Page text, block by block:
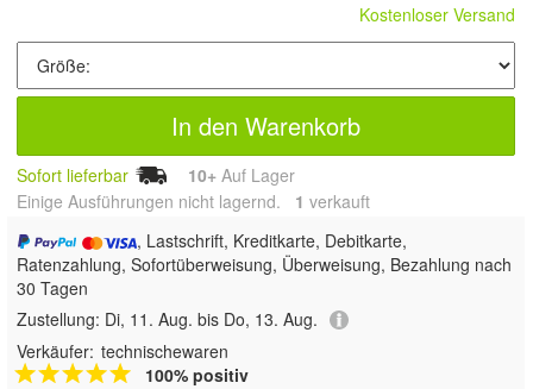
Kostenloser Versand
In den Warenkorb
Sofort lieferbar 10+ Auf Lager
Einige Ausführungen nicht lagernd. 1 verkauft
, Lastschrift, Kreditkarte, Debitkarte,
Ratenzahlung, Sofortüberweisung, Überweisung, Bezahlung nach
30 Tagen
Zustellung: Di, 11. Aug. bis Do, 13. Aug.
Verkäufer: technischewaren
100% positiv